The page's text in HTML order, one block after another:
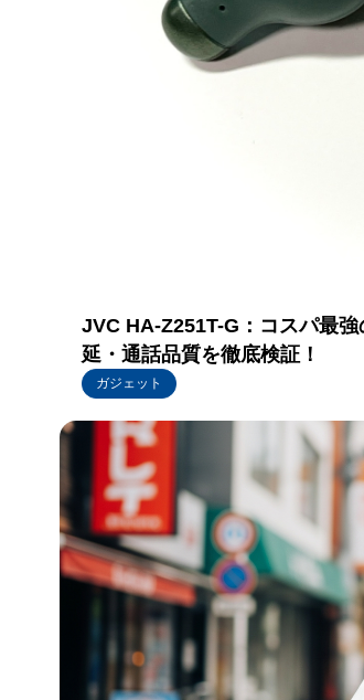
JVC HA-Z251T-G：コスパ最
延・通話品質を徹底検証！
ガジェット